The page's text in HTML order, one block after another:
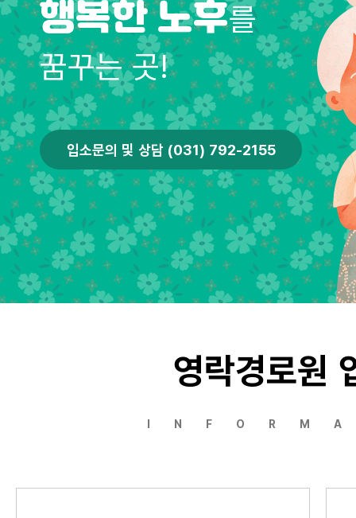
행복한 노후를
꿈꾸는 곳!
입소문의 및 상담 (031) 792-2155
영락경로원